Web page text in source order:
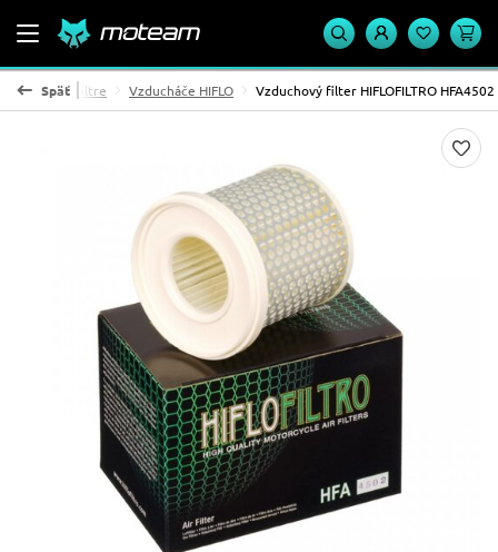
Späť
Vzduchové filtre Vzducháče HIFLO Vzduchový filter HIFLOFILTRO HFA4502